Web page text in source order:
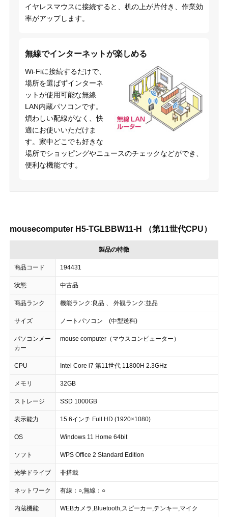
イヤレスマウスに接続すると、机の上が片付き、作業効
率がアップします。
無線でインターネットが楽しめる
Wi-Fiに接続するだけで、
場所を選ばずインターネ
ットが使用可能な無線
LAN内蔵パソコンです。
煩わしい配線がなく、快
適にお使いいただけま
す。家中どこでも好きな
場所でショッピングやニュースのチェックなどができ、
便利な機能です。
mousecomputer H5-TGLBBW11-H （第11世代CPU）
製品の特徴
商品コード 194431
状態 中古品
商品ランク 機能ランク:良品 、 外観ランク:並品
サイズ ノートパソコン (中型送料)
パソコンメー
カー
mouse computer（マウスコンピューター）
CPU Intel Core i7 第11世代 11800H 2.3GHz
メモリ 32GB
ストレージ SSD 1000GB
表示能力 15.6インチ Full HD (1920×1080)
OS Windows 11 Home 64bit
ソフト WPS Office 2 Standard Edition
光学ドライブ 非搭載
ネットワーク 有線：○,無線：○
内蔵機能 WEBカメラ,Bluetooth,スピーカー,テンキー,マイク